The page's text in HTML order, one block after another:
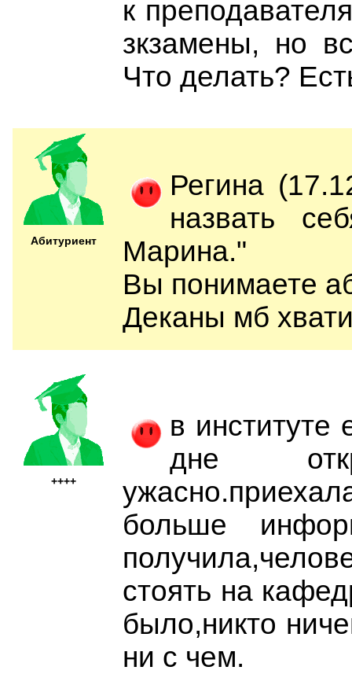
к
зкзамены, но
Что делать?
Абитуриент
Регина
назвать
Марина."
Вы понимаете
Деканы мб
++++
в
дне
больше
стоять на
было,никто
ни с чем.